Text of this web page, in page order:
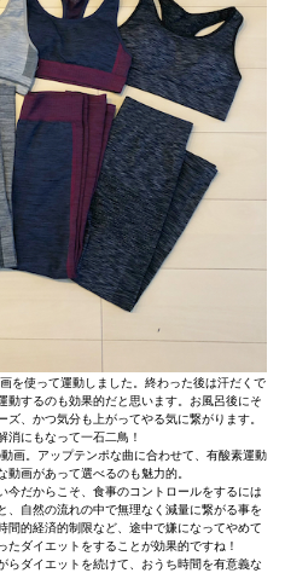
を使って運動しました。終わった後は汗だくで
動するのも効果的だと思います。お風呂後にそ
、かつ気分も上がってやる気に繋がります。
消にもなって一石二鳥！
画。アップテンポな曲に合わせて、有酸素運動
画があって選べるのも魅力的。
今だからこそ、食事のコントロールをするには
、自然の流れの中で無理なく減量に繋がる事を
間的経済的制限など、途中で嫌になってやめて
たダイエットをすることが効果的ですね！
らダイエットを続けて、おうち時間を有意義な